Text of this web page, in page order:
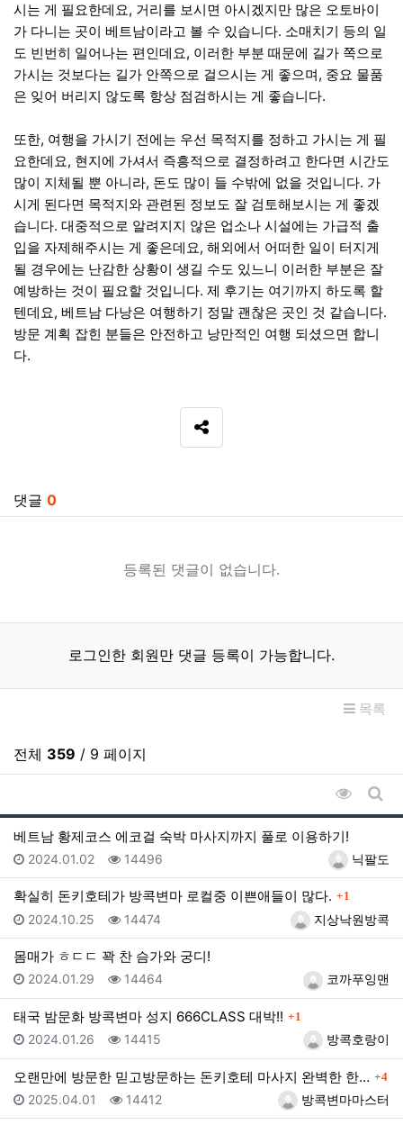
시는 게 필요한데요, 거리를 보시면 아시겠지만 많은 오토바이
가 다니는 곳이 베트남이라고 볼 수 있습니다. 소매치기 등의 일
도 빈번히 일어나는 편인데요, 이러한 부분 때문에 길가 쪽으로
가시는 것보다는 길가 안쪽으로 걸으시는 게 좋으며, 중요 물품
은 잊어 버리지 않도록 항상 점검하시는 게 좋습니다.
또한, 여행을 가시기 전에는 우선 목적지를 정하고 가시는 게 필
요한데요, 현지에 가셔서 즉흥적으로 결정하려고 한다면 시간도
많이 지체될 뿐 아니라, 돈도 많이 들 수밖에 없을 것입니다. 가
시게 된다면 목적지와 관련된 정보도 잘 검토해보시는 게 좋겠
습니다. 대중적으로 알려지지 않은 업소나 시설에는 가급적 출
입을 자제해주시는 게 좋은데요, 해외에서 어떠한 일이 터지게
될 경우에는 난감한 상황이 생길 수도 있느니 이러한 부분은 잘
예방하는 것이 필요할 것입니다. 제 후기는 여기까지 하도록 할
텐데요, 베트남 다낭은 여행하기 정말 괜찮은 곳인 것 같습니다.
방문 계획 잡힌 분들은 안전하고 낭만적인 여행 되셨으면 합니
다.
SNS 공유
댓글 0
등록된 댓글이 없습니다.
로그인한 회원만 댓글 등록이 가능합니다.
목록
전체 359 / 9 페이지
조회순
게
베트남 황제코스 에코걸 숙박 마사지까지 풀로 이용하기!
등록자닉팔도
등록일
2024.01.02 조회
14496
확실히 돈키호테가 방콕변마 로컬중 이쁜애들이 많다. 댓글
1
등록자지상낙원방콕
등록일
2024.10.25 조회
14474
몸매가 ㅎㄷㄷ 꽉 찬 슴가와 궁디!
등록자코까푸잉맨
등록일
2024.01.29 조회
14464
태국 밤문화 방콕변마 성지 666CLASS 대박!! 댓글
1
등록자방콕호랑이
등록일
2024.01.26 조회
14415
오랜만에 방문한 믿고방문하는 돈키호테 마사지 완벽한 한… 댓글
4
등록자방콕변마마스터
등록일
2025.04.01 조회
14412